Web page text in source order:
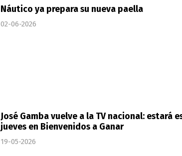
Náutico ya prepara su nueva paella
02-06-2026
José Gamba vuelve a la TV nacional: estará
jueves en Bienvenidos a Ganar
19-05-2026